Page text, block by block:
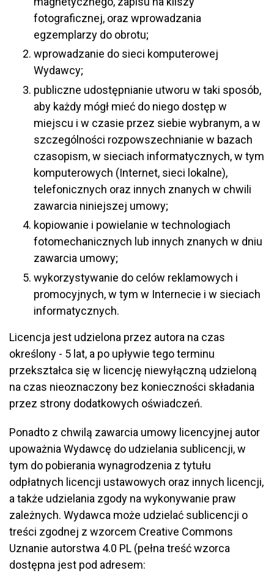
fotograficznej, oraz wprowadzania
egzemplarzy do obrotu;
wprowadzanie do sieci komputerowej
Wydawcy;
publiczne udostępnianie utworu w taki sposób,
aby każdy mógł mieć do niego dostęp w
miejscu i w czasie przez siebie wybranym, a w
szczególności rozpowszechnianie w bazach
czasopism, w sieciach informatycznych, w tym
komputerowych (Internet, sieci lokalne),
telefonicznych oraz innych znanych w chwili
zawarcia niniejszej umowy;
kopiowanie i powielanie w technologiach
fotomechanicznych lub innych znanych w dniu
zawarcia umowy;
wykorzystywanie do celów reklamowych i
promocyjnych, w tym w Internecie i w sieciach
informatycznych.
Licencja jest udzielona przez autora na czas
określony - 5 lat, a po upływie tego terminu
przekształca się w licencję niewyłączną udzieloną
na czas nieoznaczony bez konieczności składania
przez strony dodatkowych oświadczeń.
Ponadto z chwilą zawarcia umowy licencyjnej autor
upoważnia Wydawcę do udzielania sublicencji, w
tym do pobierania wynagrodzenia z tytułu
odpłatnych licencji ustawowych oraz innych licencji,
a także udzielania zgody na wykonywanie praw
zależnych. Wydawca może udzielać sublicencji o
treści zgodnej z wzorcem Creative Commons
Uznanie autorstwa 4.0 PL (pełna treść wzorca
dostępna jest pod adresem: